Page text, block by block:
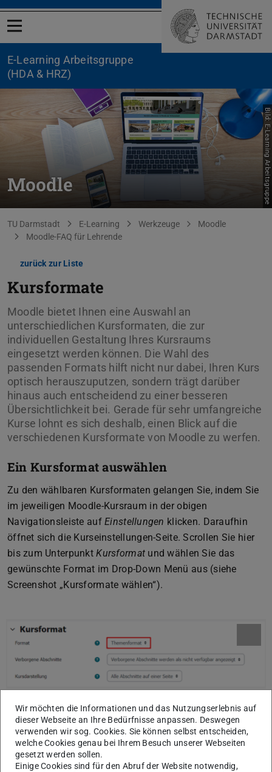
Menü öffnen
E-Learning Arbeitsgruppe
(HDA & HRZ)
Moodle Bild: E-Learning Arbeitsgruppe
Sie befinden sich hier:
TU Darmstadt E-Learning Werkzeuge
Moodle
Moodle-FAQ für Lehrende
zurück zur Liste
Kursformate
Moodle bietet Ihnen eine Auswahl an
unterschiedlichen Kursformaten, die zur
individuellen Gestaltung Ihres Kursraums
eingesetzt werden können. Die Wahl des
passenden Formats hilft nicht nur dabei, Ihren Kurs
optisch herauszuputzen, sondern trägt darüber
hinaus auch entscheidend zu einer besseren
Übersichtlichkeit bei. Gerade für sehr umfangreiche
Kurse lohnt es sich deshalb, einen Blick auf die
verschiedenen Kursformate von Moodle zu werfen.
Ein Kursformat auswählen
Zu den wählbaren Kursformaten gelangen Sie, indem Sie
im jeweiligen Moodle-Kursraum in der obigen
Navigationsleiste aufEinstellungen klicken. Daraufhin
öffnet sich die Kurseinstellungen-Seite. Scrollen Sie hier
bis zum UnterpunktKursformat und wählen Sie das
gewünschte Format im Drop-Down Menü aus (siehe
Screenshot „Kursformate wählen“).
Im Folgenden möchten wir Ihnen die zur Auswahl
stehenden Kursformate kurz vorstellen und aufzeigen, wie
Sie diese sinnvoll anpassen und den Anforderungen Ihres
Wir möchten die Informationen und das Nutzungserlebnis auf
dieser Webseite an Ihre Bedürfnisse anpassen. Deswegen
verwenden wir sog. Cookies. Sie können selbst entscheiden,
welche Cookies genau bei Ihrem Besuch unserer Webseiten
gesetzt werden sollen.
Einige Cookies sind für den Abruf der Website notwendig,